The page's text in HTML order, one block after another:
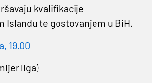
kvalifikacije
Islandu te gostovanjem u BiH.
19.00
liga)